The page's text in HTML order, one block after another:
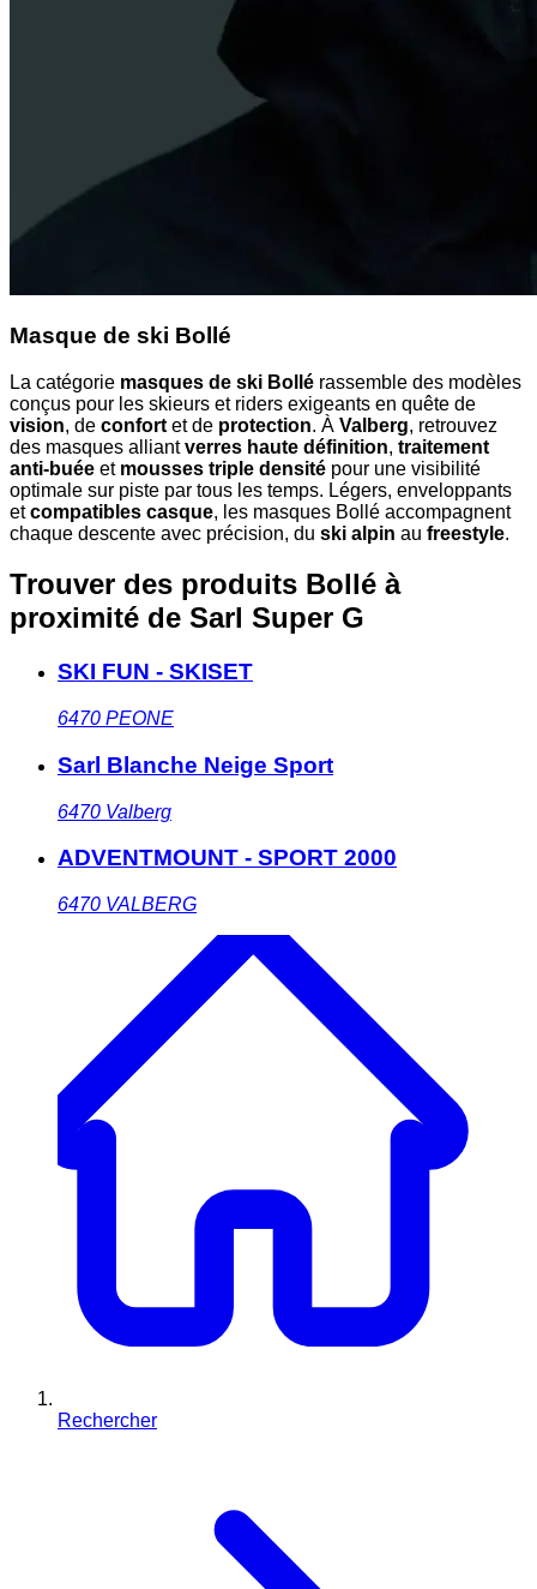
Masque de ski Bollé
La catégorie masques de ski Bollé rassemble des modèles
conçus pour les skieurs et riders exigeants en quête de
vision, de confort et de protection. À Valberg, retrouvez
des masques alliantverres haute définition, traitement
anti-buée et mousses triple densité pour une visibilité
optimale sur piste par tous les temps. Légers, enveloppants
etcompatibles casque, les masques Bollé accompagnent
chaque descente avec précision, du ski alpin au freestyle.
Trouver des produits Bollé à
proximité de Sarl Super G
SKI FUN - SKISET
6470 PEONE
Sarl Blanche Neige Sport
6470 Valberg
ADVENTMOUNT - SPORT 2000
6470 VALBERG
Rechercher